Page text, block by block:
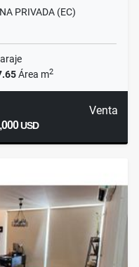
PRIVADA (EC)
Área m2
Venta
USD